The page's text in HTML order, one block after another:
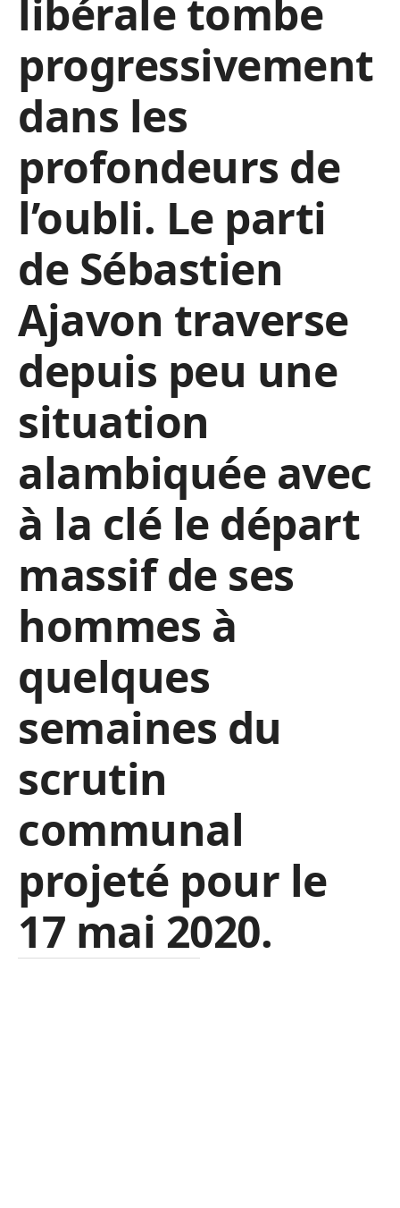
libérale tombe
progressivement
dans les
profondeurs de
l’oubli. Le parti
de Sébastien
Ajavon traverse
depuis peu une
situation
alambiquée avec
à la clé le départ
massif de ses
hommes à
quelques
semaines du
scrutin
communal
projeté pour le
17 mai 2020.